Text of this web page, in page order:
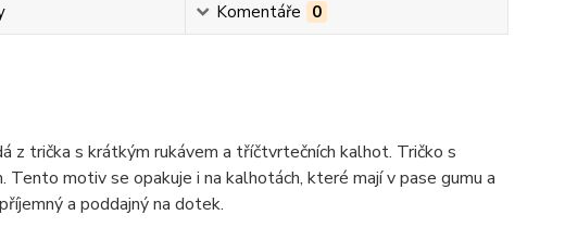
Komentáře 0
z trička s krátkým rukávem a tříčtvrtečních kalhot. Tričko s
motiv se opakuje i na kalhotách, které mají v pase gumu a
a poddajný na dotek.